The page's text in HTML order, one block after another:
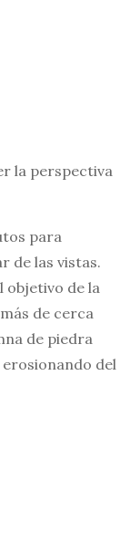
la perspectiva
para
de las vistas.
objetivo de la
de cerca
de piedra
del